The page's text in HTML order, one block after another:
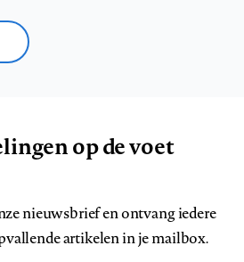
op de voet
nieuwsbrief en ontvang iedere
artikelen in je mailbox.